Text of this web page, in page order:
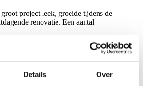
Details Over
project leek, groeide tijdens de
renovatie. Een aantal
: het pand ligt aan de drukke Ferdinand
worden geplaatst;
: voor materiaaltransport was een kraan